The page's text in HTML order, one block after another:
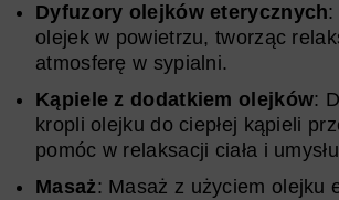
Dyfuzory olejków eterycznych:
olejek w powietrzu, tworząc
atmosferę w sypialni.
Kąpiele z dodatkiem olejków:
kropli olejku do ciepłej kąpieli
pomóc w relaksacji ciała i
Masaż: Masaż z użyciem olejku